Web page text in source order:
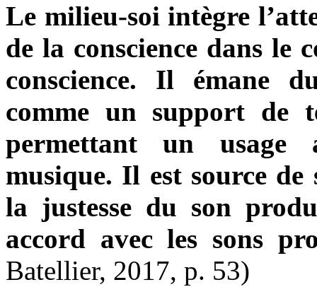
Le milieu-soi intègre
de la conscience dans le
conscience. Il émane
comme un support de
permettant un usage
musique. Il est source
la justesse du son
accord avec les sons
Batellier, 2017, p. 53)